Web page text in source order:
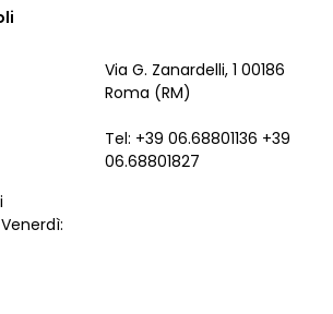
Via G. Zanardelli, 1 00186
Roma (RM)
Tel: +39 06.68801136 +39
06.68801827